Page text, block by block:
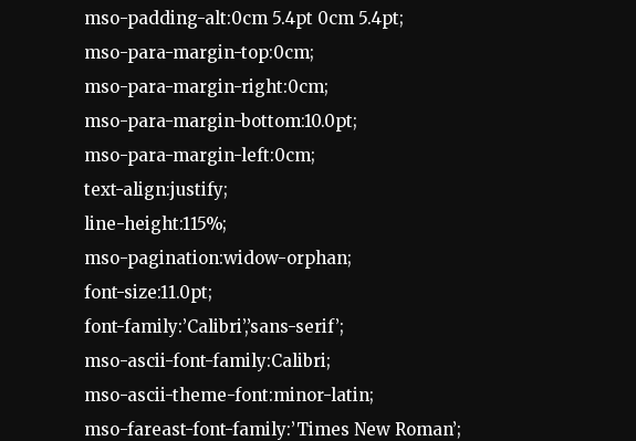
mso-padding-alt:0cm 5.4pt 0cm 5.4pt;
mso-para-margin-top:0cm;
mso-para-margin-right:0cm;
mso-para-margin-bottom:10.0pt;
mso-para-margin-left:0cm;
text-align:justify;
line-height:115%;
mso-pagination:widow-orphan;
font-size:11.0pt;
font-family:’Calibri’,’sans-serif’;
mso-ascii-font-family:Calibri;
mso-ascii-theme-font:minor-latin;
mso-fareast-font-family:’Times New Roman’;